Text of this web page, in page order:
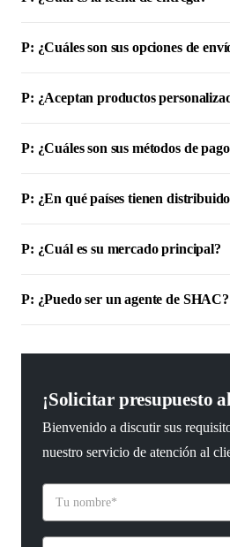
P: ¿Cuáles son sus opciones de
P: ¿Aceptan productos
P: ¿Cuáles son sus métodos de
P: ¿En qué países tienen
P: ¿Cuál es su mercado principal?
P: ¿Puedo ser un agente de SHAC?
¡Solicitar presupuesto
Bienvenido a discutir sus
nuestro servicio de atención al